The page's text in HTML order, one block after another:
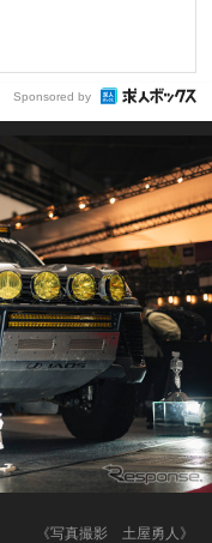
Sponsored by
《写真撮影 土屋勇人》